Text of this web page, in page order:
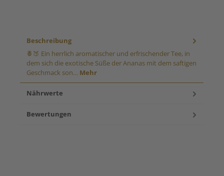
Beschreibung
🍍🍑 Ein herrlich aromatischer und erfrischender Tee, in
dem sich die exotische Süße der Ananas mit dem saftigen
Geschmack son… Mehr
Nährwerte
Bewertungen